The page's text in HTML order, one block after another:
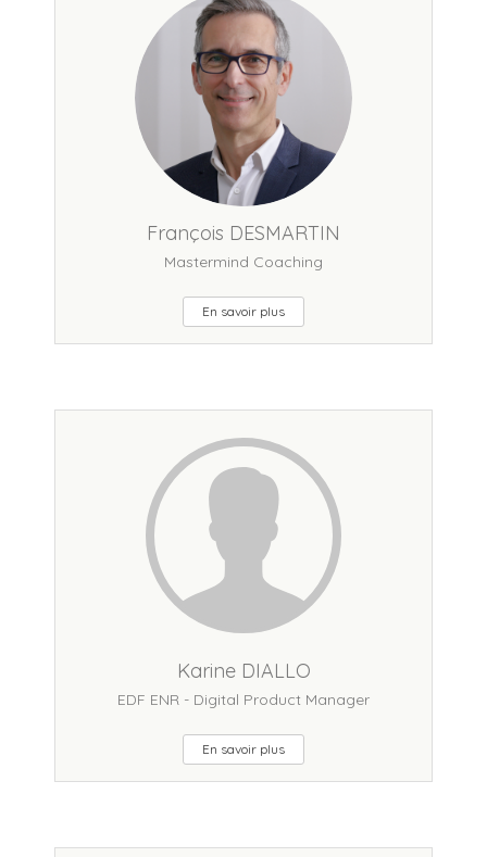
François DESMARTIN
Mastermind Coaching
En savoir plus
Karine DIALLO
EDF ENR - Digital Product Manager
En savoir plus